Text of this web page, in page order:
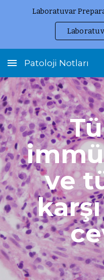
Laboratuvar
Patoloji Notları
ve